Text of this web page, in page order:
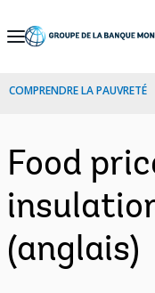
Skip
Navigation
COMPRENDRE LA PAUVRETÉ
Food
(anglais)